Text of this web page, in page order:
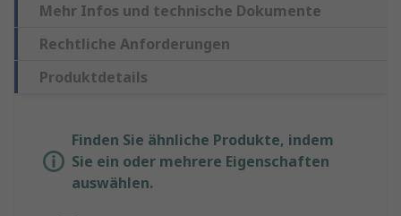
Mehr Infos und technische Dokumente
Rechtliche Anforderungen
Produktdetails
Finden Sie ähnliche Produkte, indem
Sie ein oder mehrere Eigenschaften
auswählen.